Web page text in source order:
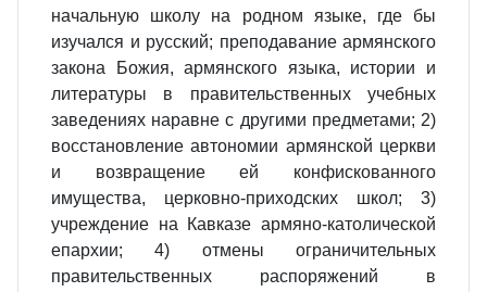
начальную школу на родном языке, где бы
изучался и русский; преподавание армянского
закона Божия, армянского языка, истории и
литературы в правительственных учебных
заведениях наравне с другими предметами; 2)
восстановление автономии армянской церкви
и возвращение ей конфискованного
имущества, церковно-приходских школ; 3)
учреждение на Кавказе армяно-католической
епархии; 4) отмены ограничительных
правительственных распоряжений в